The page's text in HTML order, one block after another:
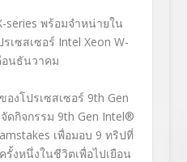
series พร้อมจำหน่ายใน
เซสเซอร์ Intel Xeon W-
อนธันวาคม
งโปรเซสเซอร์ 9th Gen
ดกิจกรรม 9th Gen Intel®
เพื่อมอบ 9 ทริปที่
งหนึ่งในชีวิตเพื่อไปเยือน